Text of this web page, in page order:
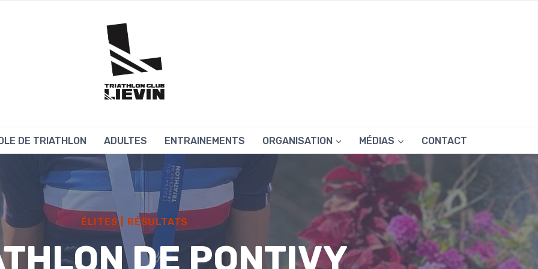
DE TRIATHLON ADULTES ENTRAINEMENTS ORGANISATION MÉDIAS CONTACT
ÉLITES| RÉSULTATS
DE PONTIVY